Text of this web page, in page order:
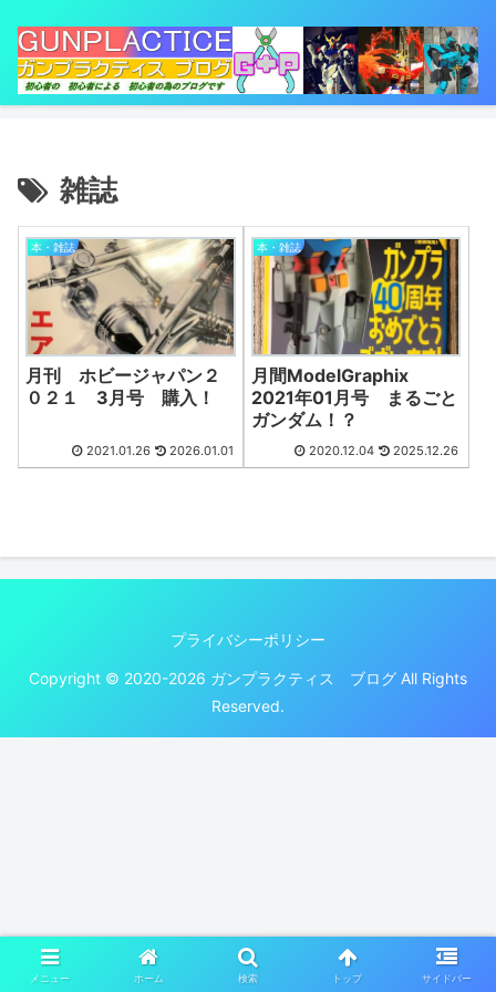
雑誌
本・雑誌
月刊 ホビージャパン２
０２１ 3月号 購入！
2021.01.26 2026.01.01
本・雑誌
月間ModelGraphix
2021年01月号 まるごと
ガンダム！？
2020.12.04 2025.12.26
プライバシーポリシー
Copyright © 2020-2026 ガンプラクティス ブログ All Rights
Reserved.
メニュー ホーム 検索 トップ サイドバー